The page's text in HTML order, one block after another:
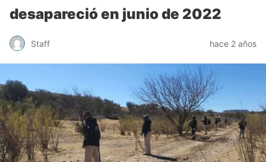
desapareció en junio de 2022
Staff hace 2 años